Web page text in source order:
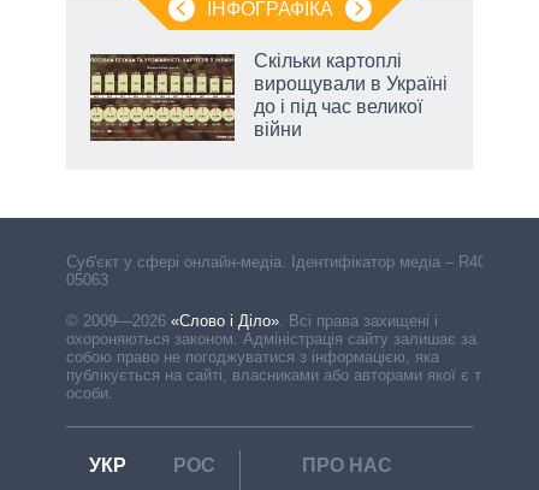
ІНФОГРАФІКА
Скільки картоплі
вирощували в Україні
до і під час великої
війни
Cуб'єкт у сфері онлайн-медіа. Ідентифікатор медіа – R40-
05063
© 2009—2026 «Слово і Діло». Всі права захищені і
охороняються законом. Адміністрація сайту залишає за
собою право не погоджуватися з інформацією, яка
публікується на сайті, власниками або авторами якої є треті
особи.
УКР РОС
ПРО НАС